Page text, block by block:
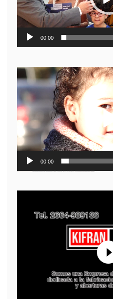
00:00
Reproductor
de
video
00:00